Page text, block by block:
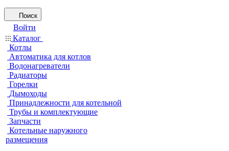
Поиск
Войти
Каталог
Котлы
Автоматика для котлов
Водонагреватели
Радиаторы
Горелки
Дымоходы
Принадлежности для котельной
Трубы и комплектующие
Запчасти
Котельные наружного
размещения